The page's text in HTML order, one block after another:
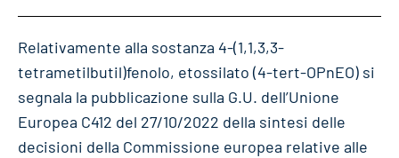
Relativamente alla sostanza 4-(1,1,3,3-
tetrametilbutil)fenolo, etossilato (4-tert-OPnEO) si
segnala la pubblicazione sulla G.U. dell’Unione
Europea C412 del 27/10/2022 della sintesi delle
decisioni della Commissione europea relative alle